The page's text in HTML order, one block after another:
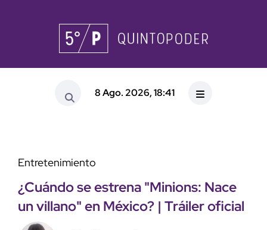
8 Ago. 2026, 18:41
Entretenimiento
¿Cuándo se estrena "Minions: Nace
un villano" en México? | Tráiler oficial